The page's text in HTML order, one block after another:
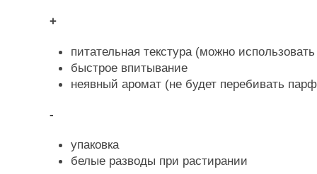
+
питательная текстура (можно
быстрое впитывание
неявный аромат (не будет перебивать
-
упаковка
белые разводы при растирании